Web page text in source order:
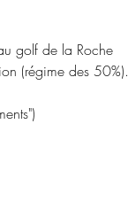
golf de la Roche
(régime des 50%).